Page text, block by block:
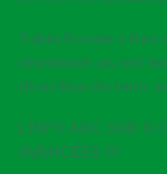
Table Ronde « Rex
cheminot-es ont
direction de tenir
L’INFO ADC SUD
AVANCÉES !!!